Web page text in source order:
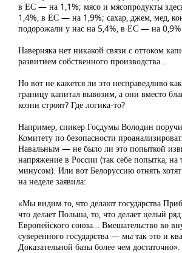
в ЕС — на 1,1%; мясо и мясопродукты
1,4%, в ЕС — на 1,9%; сахар, джем, мед,
подорожали у нас на 5,4%, в ЕС — на 0,9%.
Наверняка нет никакой связи с оттоком
развитием собственного производства…
Но вот не кажется ли это несправедливо
границу капитал вывозим, а они вместо
козни строят? Где логика-то?
Например, спикер Госдумы Володин
Комитету по безопасности
Навальным — не было ли это попыткой
напряжение в России (так себе попытка, на
минусом). Или вот Белоруссию отнять
на неделе заявила:
«Мы видим то, что делают государства
что делает Польша, то, что делает целый
Европейского союза… Вмешательство во
суверенного государства — мы так это и
Доказательной базы более чем достаточно».